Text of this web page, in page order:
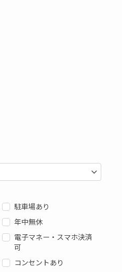
駐車場あり
年中無休
電子マネー・スマホ決済
可
コンセントあり